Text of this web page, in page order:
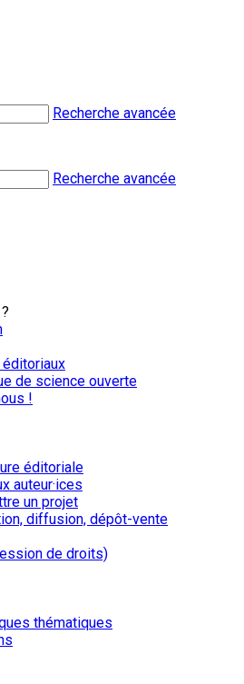
Recherche avancée
Recherche avancée
de science ouverte
!
éditoriale
auteur·ices
un projet
diffusion, dépôt-vente
de droits)
thématiques